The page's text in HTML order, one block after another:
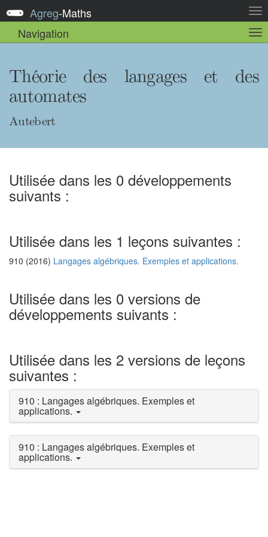
la
Agreg-Maths
Navigation
la
Théorie des langages et des
automates
Autebert
Utilisée dans les 0 développements
suivants :
Utilisée dans les 1 leçons suivantes :
910 (2016) Langages algébriques. Exemples et applications.
Utilisée dans les 0 versions de
développements suivants :
Utilisée dans les 2 versions de leçons
suivantes :
910 : Langages algébriques. Exemples et
applications.
910 : Langages algébriques. Exemples et
applications.